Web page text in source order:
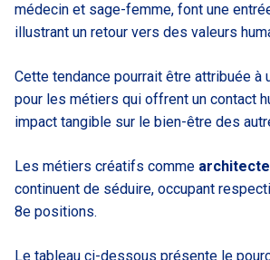
médecin et sage-femme, font une
illustrant un retour vers des valeurs
Cette tendance pourrait être attribuée à
pour les métiers qui offrent un contact
impact tangible sur le bien-être des
Les métiers créatifs comme
continuent de séduire, occupant
8e positions.
Le tableau ci-dessous présente le